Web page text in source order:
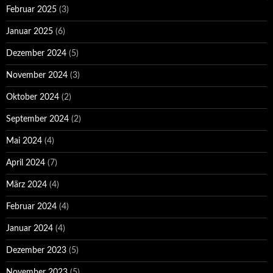
Februar 2025 (3)
Januar 2025 (6)
Dezember 2024 (5)
November 2024 (3)
Oktober 2024 (2)
September 2024 (2)
Mai 2024 (4)
April 2024 (7)
März 2024 (4)
Februar 2024 (4)
Januar 2024 (4)
Dezember 2023 (5)